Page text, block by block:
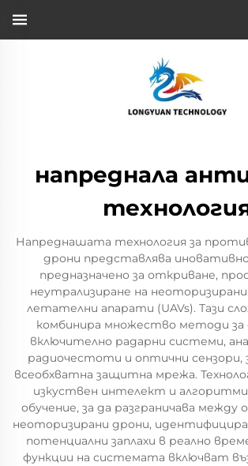
напреднала
Напреднашата технология за
дрони представлява
предназначено за откриване,
неутрализиране на
летателни апарати (UAVs). Тази
комбинира множество методи за
включително радарни системи,
радиочестоти и оптични сензори,
всеобхватна защитна мрежа.
изкуствен интелект и
обучение, за да разграничава между
неоторизирани дрони,
потенциални заплахи в реално
функции на системата включват